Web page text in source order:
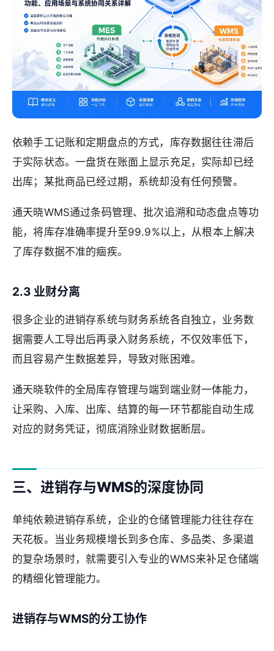
依赖手工记账和定期盘点的方式，库存数据往往滞后
于实际状态。一盘货在账面上显示充足，实际却已经
出库；某批商品已经过期，系统却没有任何预警。
通天晓WMS通过条码管理、批次追溯和动态盘点等功
能，将库存准确率提升至99.9%以上，从根本上解决
了库存数据不准的痼疾。
2.3 业财分离
很多企业的进销存系统与财务系统各自独立，业务数
据需要人工导出后再录入财务系统，不仅效率低下，
而且容易产生数据差异，导致对账困难。
通天晓软件的全局库存管理与端到端业财一体能力，
让采购、入库、出库、结算的每一环节都能自动生成
对应的财务凭证，彻底消除业财数据断层。
三、进销存与WMS的深度协同
单纯依赖进销存系统，企业的仓储管理能力往往存在
天花板。当业务规模增长到多仓库、多品类、多渠道
的复杂场景时，就需要引入专业的WMS来补足仓储端
的精细化管理能力。
进销存与WMS的分工协作